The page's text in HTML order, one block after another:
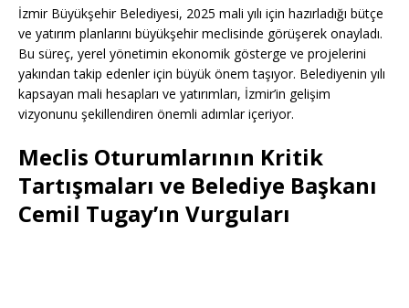
İzmir Büyükşehir Belediyesi, 2025 mali yılı için hazırladığı bütçe
ve yatırım planlarını büyükşehir meclisinde görüşerek onayladı.
Bu süreç, yerel yönetimin ekonomik gösterge ve projelerini
yakından takip edenler için büyük önem taşıyor. Belediyenin yılı
kapsayan mali hesapları ve yatırımları, İzmir’in gelişim
vizyonunu şekillendiren önemli adımlar içeriyor.
Meclis Oturumlarının Kritik
Tartışmaları ve Belediye Başkanı
Cemil Tugay’ın Vurguları